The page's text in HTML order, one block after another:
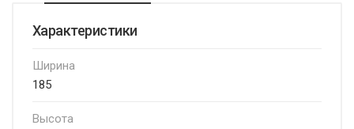
Характеристики
Ширина
185
Высота